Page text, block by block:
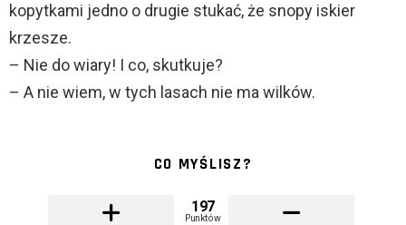
kopytkami jedno o drugie stukać, że snopy iskier
krzesze.
– Nie do wiary! I co, skutkuje?
– A nie wiem, w tych lasach nie ma wilków.
CO MYŚLISZ?
197
Punktów